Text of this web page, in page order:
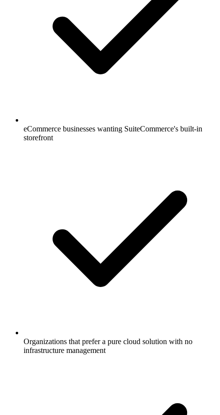
eCommerce businesses wanting SuiteCommerce's built-in
storefront
Organizations that prefer a pure cloud solution with no
infrastructure management